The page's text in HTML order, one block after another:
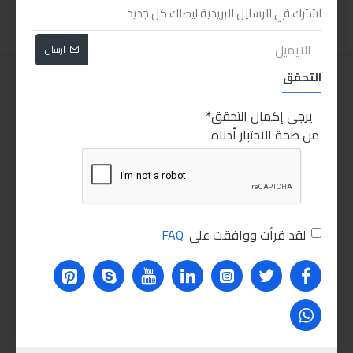
اشترك في الرسايل البريدية ليصلك كل جديد
ارسال
التحقق
يرجى إكمال التحقق
من صحة الاختبار أدناه
لقد قرأت ووافقت على FAQ